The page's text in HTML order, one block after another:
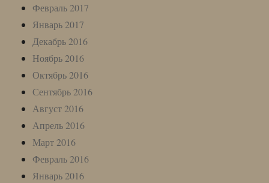
Февраль 2017
Январь 2017
Декабрь 2016
Ноябрь 2016
Октябрь 2016
Сентябрь 2016
Август 2016
Апрель 2016
Март 2016
Февраль 2016
Январь 2016